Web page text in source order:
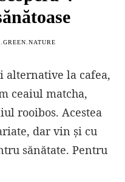
alternative la cafea,
ceaiul matcha,
rooibos. Acestea
dar vin și cu
sănătate. Pentru